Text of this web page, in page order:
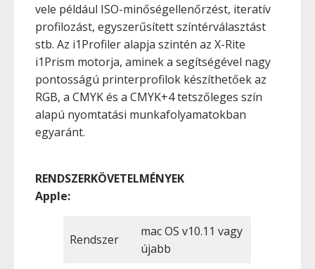
vele például ISO-minőségellenőrzést, iteratív
profilozást, egyszerűsített színtérválasztást
stb. Az i1Profiler alapja szintén az X-Rite
i1Prism motorja, aminek a segítségével nagy
pontosságú printerprofilok készíthetőek az
RGB, a CMYK és a CMYK+4 tetszőleges szín
alapú nyomtatási munkafolyamatokban
egyaránt.
RENDSZERKÖVETELMÉNYEK
Apple:
Rendszer
mac OS v10.11 vagy
újabb